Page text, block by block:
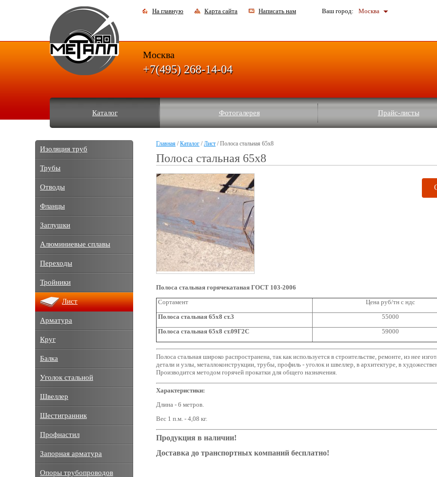
На главную Карта сайта Написать нам Ваш город: Москва
Каталог Фотогалерея Прайс-листы
Москва
+7(495) 268-14-04
Главная /Каталог /Лист / Полоса стальная 65x8
Полоса стальная 65x8
Полоса стальная горячекатаная ГОСТ 103-2006
Сортамент
Цена руб/тн с ндс
Полоса стальная 65x8 ст.3
55000
Полоса стальная 65x8 ст.09Г2С
59000
Полоса стальная широко распространена, так как используется в строительстве, ремонте, из нее
детали и узлы, металлоконструкции, трубы, профиль - уголок и швеллер, в архитектуре, в
Производится методом горячей прокатки для общего назначения.
Характеристики:
Длина - 6 метров.
Вес 1 п.м. - 4,08 кг.
Продукция в наличии!
Доставка до транспортных компаний бесплатно!
Изоляция труб
Трубы
Отводы
Фланцы
Заглушки
Алюминиевые сплавы
Переходы
Тройники
Лист
Арматура
Круг
Балка
Уголок стальной
Швеллер
Шестигранник
Профнастил
Запорная арматура
Опоры трубопроводов